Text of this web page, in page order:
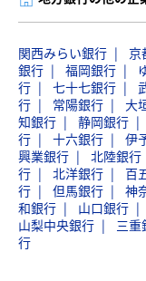
関西みらい銀行 京
銀行
福岡銀行
行
七十七銀行
行
常陽銀行 大
知銀行
静岡銀行
行
十六銀行 伊
興業銀行
北陸銀行
行
北洋銀行 百
行
但馬銀行 神
和銀行
山口銀行
山梨中央銀行
三重
行